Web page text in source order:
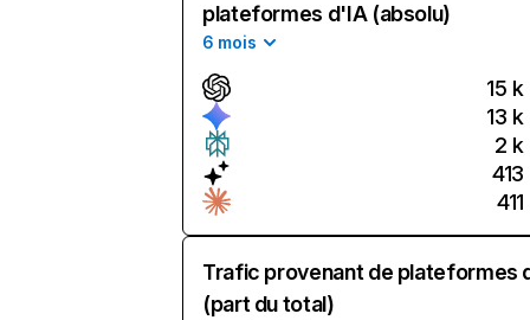
plateformes d'IA (absolu)
6 mois
15 k
13 k
2 k
413
411
Trafic provenant de plateformes
(part du total)